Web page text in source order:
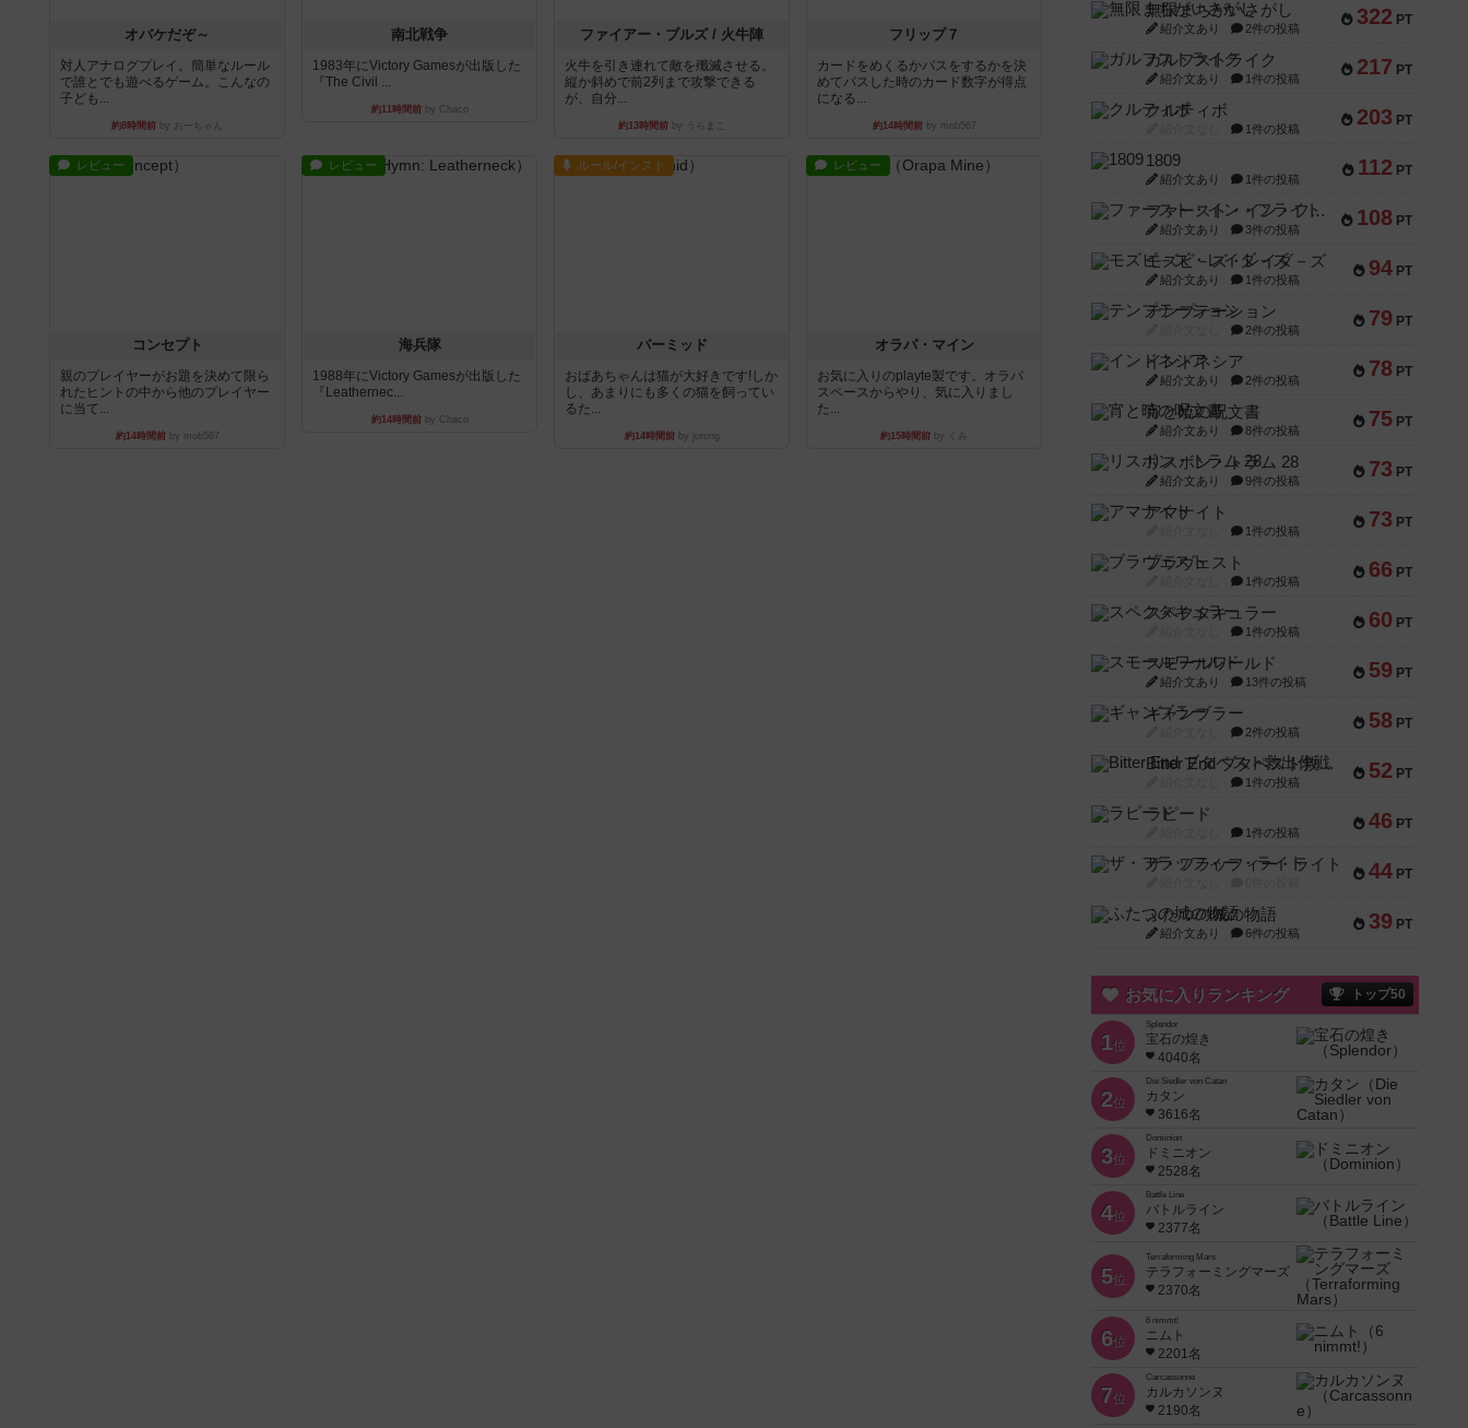
オバケだぞ～
対人アナログプレイ。簡単なルール
で誰とでも遊べるゲーム。こんなの
子ども...
約8時間前 by おーちゃん
南北戦争
1983年にVictory Gamesが出版した
『The Civil ...
約11時間前by Chaco
ファイアー・ブルズ / 火牛陣
火牛を引き連れて敵を殲滅させる。
縦か斜めで前2列まで攻撃できる
が、自分...
約13時間前 by うらまこ
フリップ７
カードをめくるかパスをするかを決
めてパスした時のカード数字が得点
になる...
約14時間前by mob567
レビュー
コンセプト
親のプレイヤーがお題を決めて限ら
れたヒントの中から他のプレイヤー
に当て...
約14時間前by mob567
レビュー
海兵隊
1988年にVictory Gamesが出版した
『Leathernec...
約14時間前by Chaco
ルール/インスト
パーミッド
おばあちゃんは猫が大好きです!しか
し、あまりにも多くの猫を飼ってい
るた...
約14時間前by jurong
レビュー
オラパ・マイン
お気に入りのplayte製です。オラパ
スペースからやり、気に入りまし
た...
約15時間前 by くみ
322 PT
無限まちがいさがし
紹介文あり 2件の投稿
217 PT
ガルフストライク
紹介文あり 1件の投稿
203 PT
クルティボ
1件の投稿
112 PT
1809
紹介文あり 1件の投稿
108 PT
ファースト・イン・フライト
紹介文あり 3件の投稿
94 PT
モズビ－ズ・レイダ－ズ
紹介文あり 1件の投稿
79 PT
テンプテーション
2件の投稿
78 PT
インドネシア
紹介文あり 2件の投稿
75 PT
宵と暁の呪文書
紹介文あり 8件の投稿
73 PT
リスボン・トラム 28
紹介文あり 9件の投稿
73 PT
アマナイト
1件の投稿
66 PT
ブラヴェスト
1件の投稿
60 PT
スペクタキュラー
1件の投稿
59 PT
スモールワールド
紹介文あり 13件の投稿
58 PT
ギャンブラー
2件の投稿
52 PT
Bitter End ブタペスト救出作戦
1件の投稿
46 PT
ラピード
1件の投稿
44 PT
ザ・フラッフィー・ライト
39 PT
ふたつの城の物語
紹介文あり 6件の投稿
お気に入りランキング トップ50
1位
Splendor
宝石の煌き
4040名
2位
Die Siedler von Catan
カタン
3616名
3位
Dominion
ドミニオン
2528名
4位
Battle Line
バトルライン
2377名
5位
Terraforming Mars
テラフォーミングマーズ
2370名
6位
6 nimmt!
ニムト
2201名
7位
Carcassonne
カルカソンヌ
2190名